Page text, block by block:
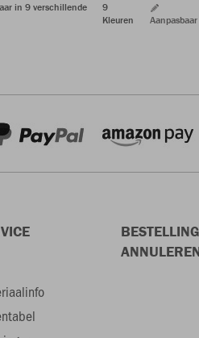
in 9 verschillende
9
Kleuren
Aanpasbaar
BESTELLING